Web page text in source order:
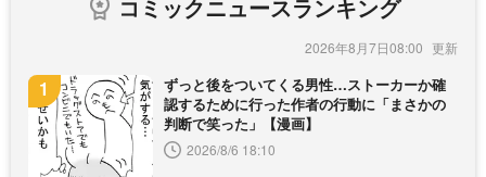
コミックニュースランキング
2026年8月7日08:00
ずっと後をついてくる男性…ストーカーか確
認するために行った作者の行動に「まさかの
判断で笑った」【漫画】
2026/8/6 18:10